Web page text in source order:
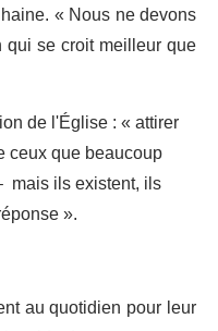
« Nous ne devons
se croit meilleur que
de l'Église : « attirer
ceux que beaucoup
mais ils existent, ils
».
au quotidien pour leur